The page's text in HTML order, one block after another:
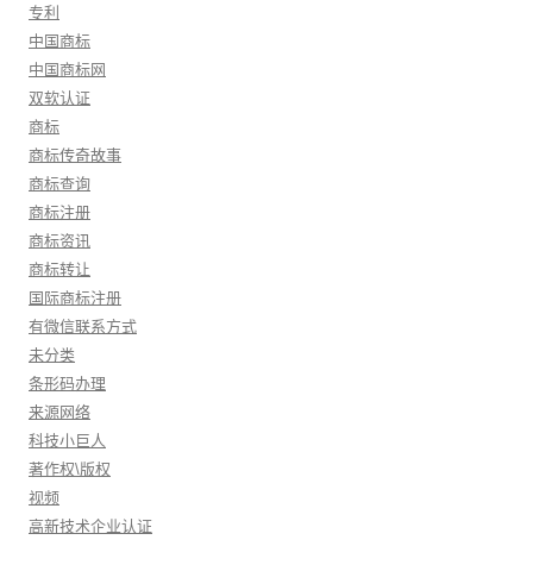
专利
中国商标
中国商标网
双软认证
商标
商标传奇故事
商标查询
商标注册
商标资讯
商标转让
国际商标注册
有微信联系方式
未分类
条形码办理
来源网络
科技小巨人
著作权\版权
视频
高新技术企业认证